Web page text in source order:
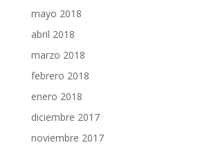
mayo 2018
abril 2018
marzo 2018
febrero 2018
enero 2018
diciembre 2017
noviembre 2017